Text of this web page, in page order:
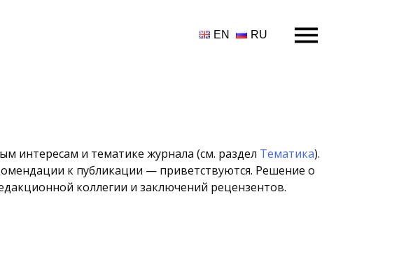
EN RU
интересам и тематике журнала (см. раздел Тематика).
к публикации — приветствуются. Решение о
коллегии и заключений рецензентов.